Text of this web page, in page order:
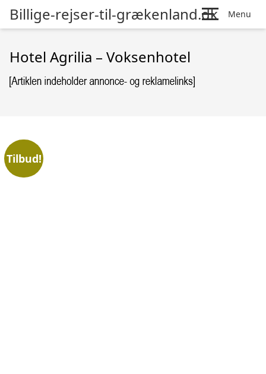
Billige-rejser-til-grækenland.dk Menu
Hotel Agrilia – Voksenhotel
Tilbud!